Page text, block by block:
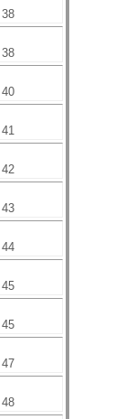
38
38
40
41
42
43
44
45
45
47
48